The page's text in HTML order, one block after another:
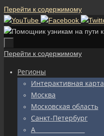
Перейти к содержимому
Перейти к содержимому
Регионы
Интерактивная карта
Москва
Московская область
Санкт-Петербург
А_________________